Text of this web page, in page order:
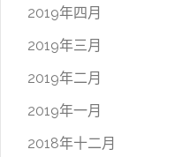
2019年四月
2019年三月
2019年二月
2019年一月
2018年十二月